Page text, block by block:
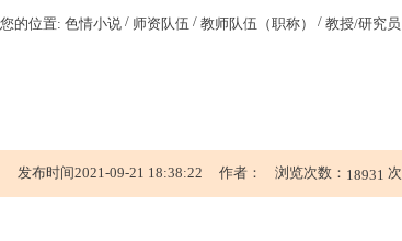
您的位置: 色情小说 / 师资队伍 / 教师队伍（职称） / 教授/研究员
发布时间2021-09-21 18:38:22 作者： 浏览次数： 18931 次